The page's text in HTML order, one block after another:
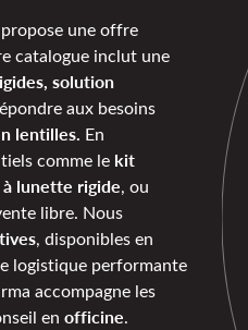
une offre
catalogue inclut une
solution
aux besoins
lentilles. En
comme le kit
lunette rigide, ou
libre. Nous
, disponibles en
logistique performante
accompagne les
en officine.